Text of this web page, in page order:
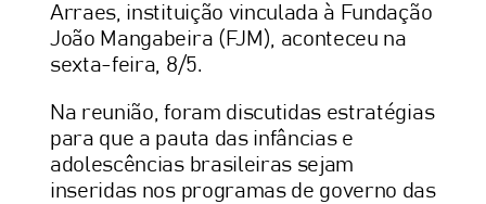
Arraes, instituição vinculada à Fundação
João Mangabeira (FJM), aconteceu na
sexta-feira, 8/5.
Na reunião, foram discutidas estratégias
para que a pauta das infâncias e
adolescências brasileiras sejam
inseridas nos programas de governo das